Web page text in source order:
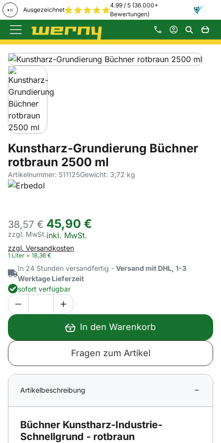
Ausgezeichnet
4.99 / 5 (36.000+
Bewertungen)
Zum Hauptinhalt springen
Produktgalerie
Zur Kaufbox springen
Kunstharz-Grundierung Büchner
rotbraun 2500 ml
Artikelnummer: 511125Gewicht: 3,72 kg
38,57 €
zzgl. MwSt.
45,90 €
Steuerhinweis:
inkl. MwSt.
zzgl. Versandkosten
1 Liter = 18 36 €
In 24 Stunden versandfertig - Versand mit DHL, 1-3
Werktage Lieferzeit
sofort verfügbar
In den Warenkorb
Fragen zum Artikel
Artikelbeschreibung
Büchner Kunstharz-Industrie-
Schnellgrund - rotbraun